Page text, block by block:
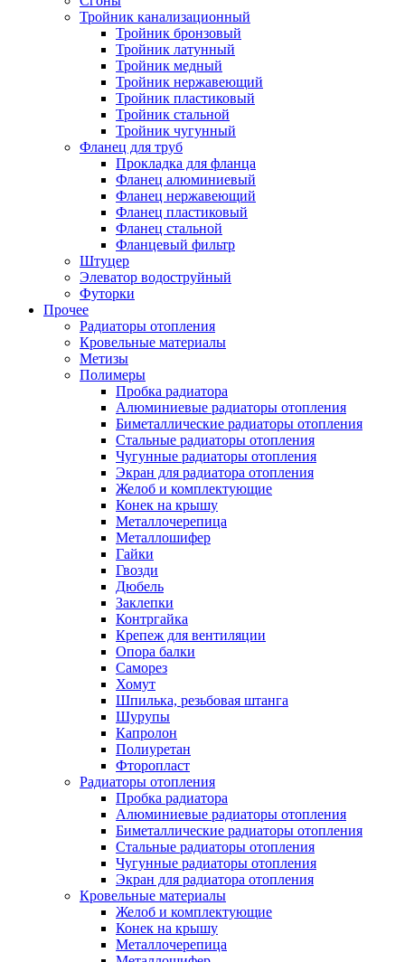
Тройник канализационный
Тройник бронзовый
Тройник латунный
Тройник медный
Тройник нержавеющий
Тройник пластиковый
Тройник стальной
Тройник чугунный
Фланец для труб
Прокладка для фланца
Фланец алюминиевый
Фланец нержавеющий
Фланец пластиковый
Фланец стальной
Фланцевый фильтр
Штуцер
Элеватор водоструйный
Футорки
Прочее
Радиаторы отопления
Кровельные материалы
Метизы
Полимеры
Пробка радиатора
Алюминиевые радиаторы отопления
Биметаллические радиаторы отопления
Стальные радиаторы отопления
Чугунные радиаторы отопления
Экран для радиатора отопления
Желоб и комплектующие
Конек на крышу
Металлочерепица
Металлошифер
Гайки
Гвозди
Дюбель
Заклепки
Контргайка
Крепеж для вентиляции
Опора балки
Саморез
Хомут
Шпилька, резьбовая штанга
Шурупы
Капролон
Полиуретан
Фторопласт
Радиаторы отопления
Пробка радиатора
Алюминиевые радиаторы отопления
Биметаллические радиаторы отопления
Стальные радиаторы отопления
Чугунные радиаторы отопления
Экран для радиатора отопления
Кровельные материалы
Желоб и комплектующие
Конек на крышу
Металлочерепица